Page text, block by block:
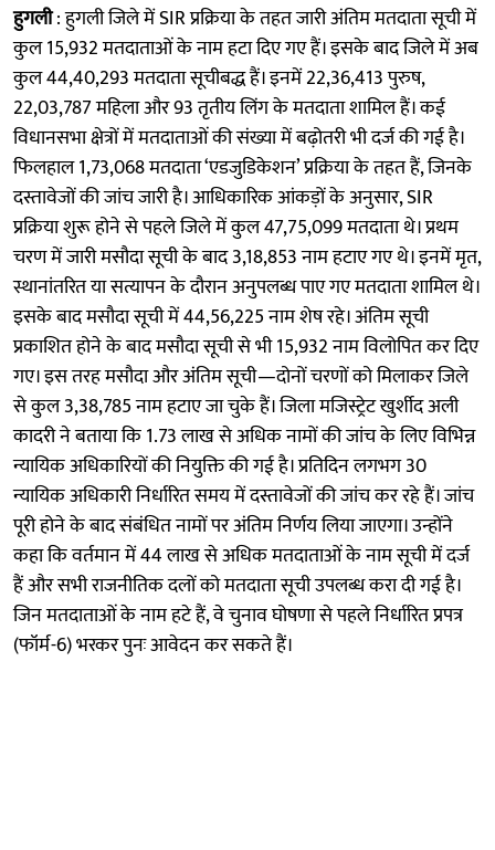
हुगली: हुगली जिले में SIR प्रक्रिया के तहत जारी अंतिम मतदाता सूची में
कुल 15,932 मतदाताओं के नाम हटा दिए गए हैं। इसके बाद जिले में अब
कुल 44,40,293 मतदाता सूचीबद्ध हैं। इनमें 22,36,413 पुरुष,
22,03,787 महिला और 93 तृतीय लिंग के मतदाता शामिल हैं। कई
विधानसभा क्षेत्रों में मतदाताओं की संख्या में बढ़ोतरी भी दर्ज की गई है।
फिलहाल 1,73,068 मतदाता ‘एडजुडिकेशन’ प्रक्रिया के तहत हैं, जिनके
दस्तावेजों की जांच जारी है। आधिकारिक आंकड़ों के अनुसार, SIR
प्रक्रिया शुरू होने से पहले जिले में कुल 47,75,099 मतदाता थे। प्रथम
चरण में जारी मसौदा सूची के बाद 3,18,853 नाम हटाए गए थे। इनमें मृत,
स्थानांतरित या सत्यापन के दौरान अनुपलब्ध पाए गए मतदाता शामिल थे।
इसके बाद मसौदा सूची में 44,56,225 नाम शेष रहे। अंतिम सूची
प्रकाशित होने के बाद मसौदा सूची से भी 15,932 नाम विलोपित कर दिए
गए। इस तरह मसौदा और अंतिम सूची—दोनों चरणों को मिलाकर जिले
से कुल 3,38,785 नाम हटाए जा चुके हैं। जिला मजिस्ट्रेट खुर्शीद अली
कादरी ने बताया कि 1.73 लाख से अधिक नामों की जांच के लिए विभिन्न
न्यायिक अधिकारियों की नियुक्ति की गई है। प्रतिदिन लगभग 30
न्यायिक अधिकारी निर्धारित समय में दस्तावेजों की जांच कर रहे हैं। जांच
पूरी होने के बाद संबंधित नामों पर अंतिम निर्णय लिया जाएगा। उन्होंने
कहा कि वर्तमान में 44 लाख से अधिक मतदाताओं के नाम सूची में दर्ज
हैं और सभी राजनीतिक दलों को मतदाता सूची उपलब्ध करा दी गई है।
जिन मतदाताओं के नाम हटे हैं, वे चुनाव घोषणा से पहले निर्धारित प्रपत्र
(फॉर्म-6) भरकर पुनः आवेदन कर सकते हैं।